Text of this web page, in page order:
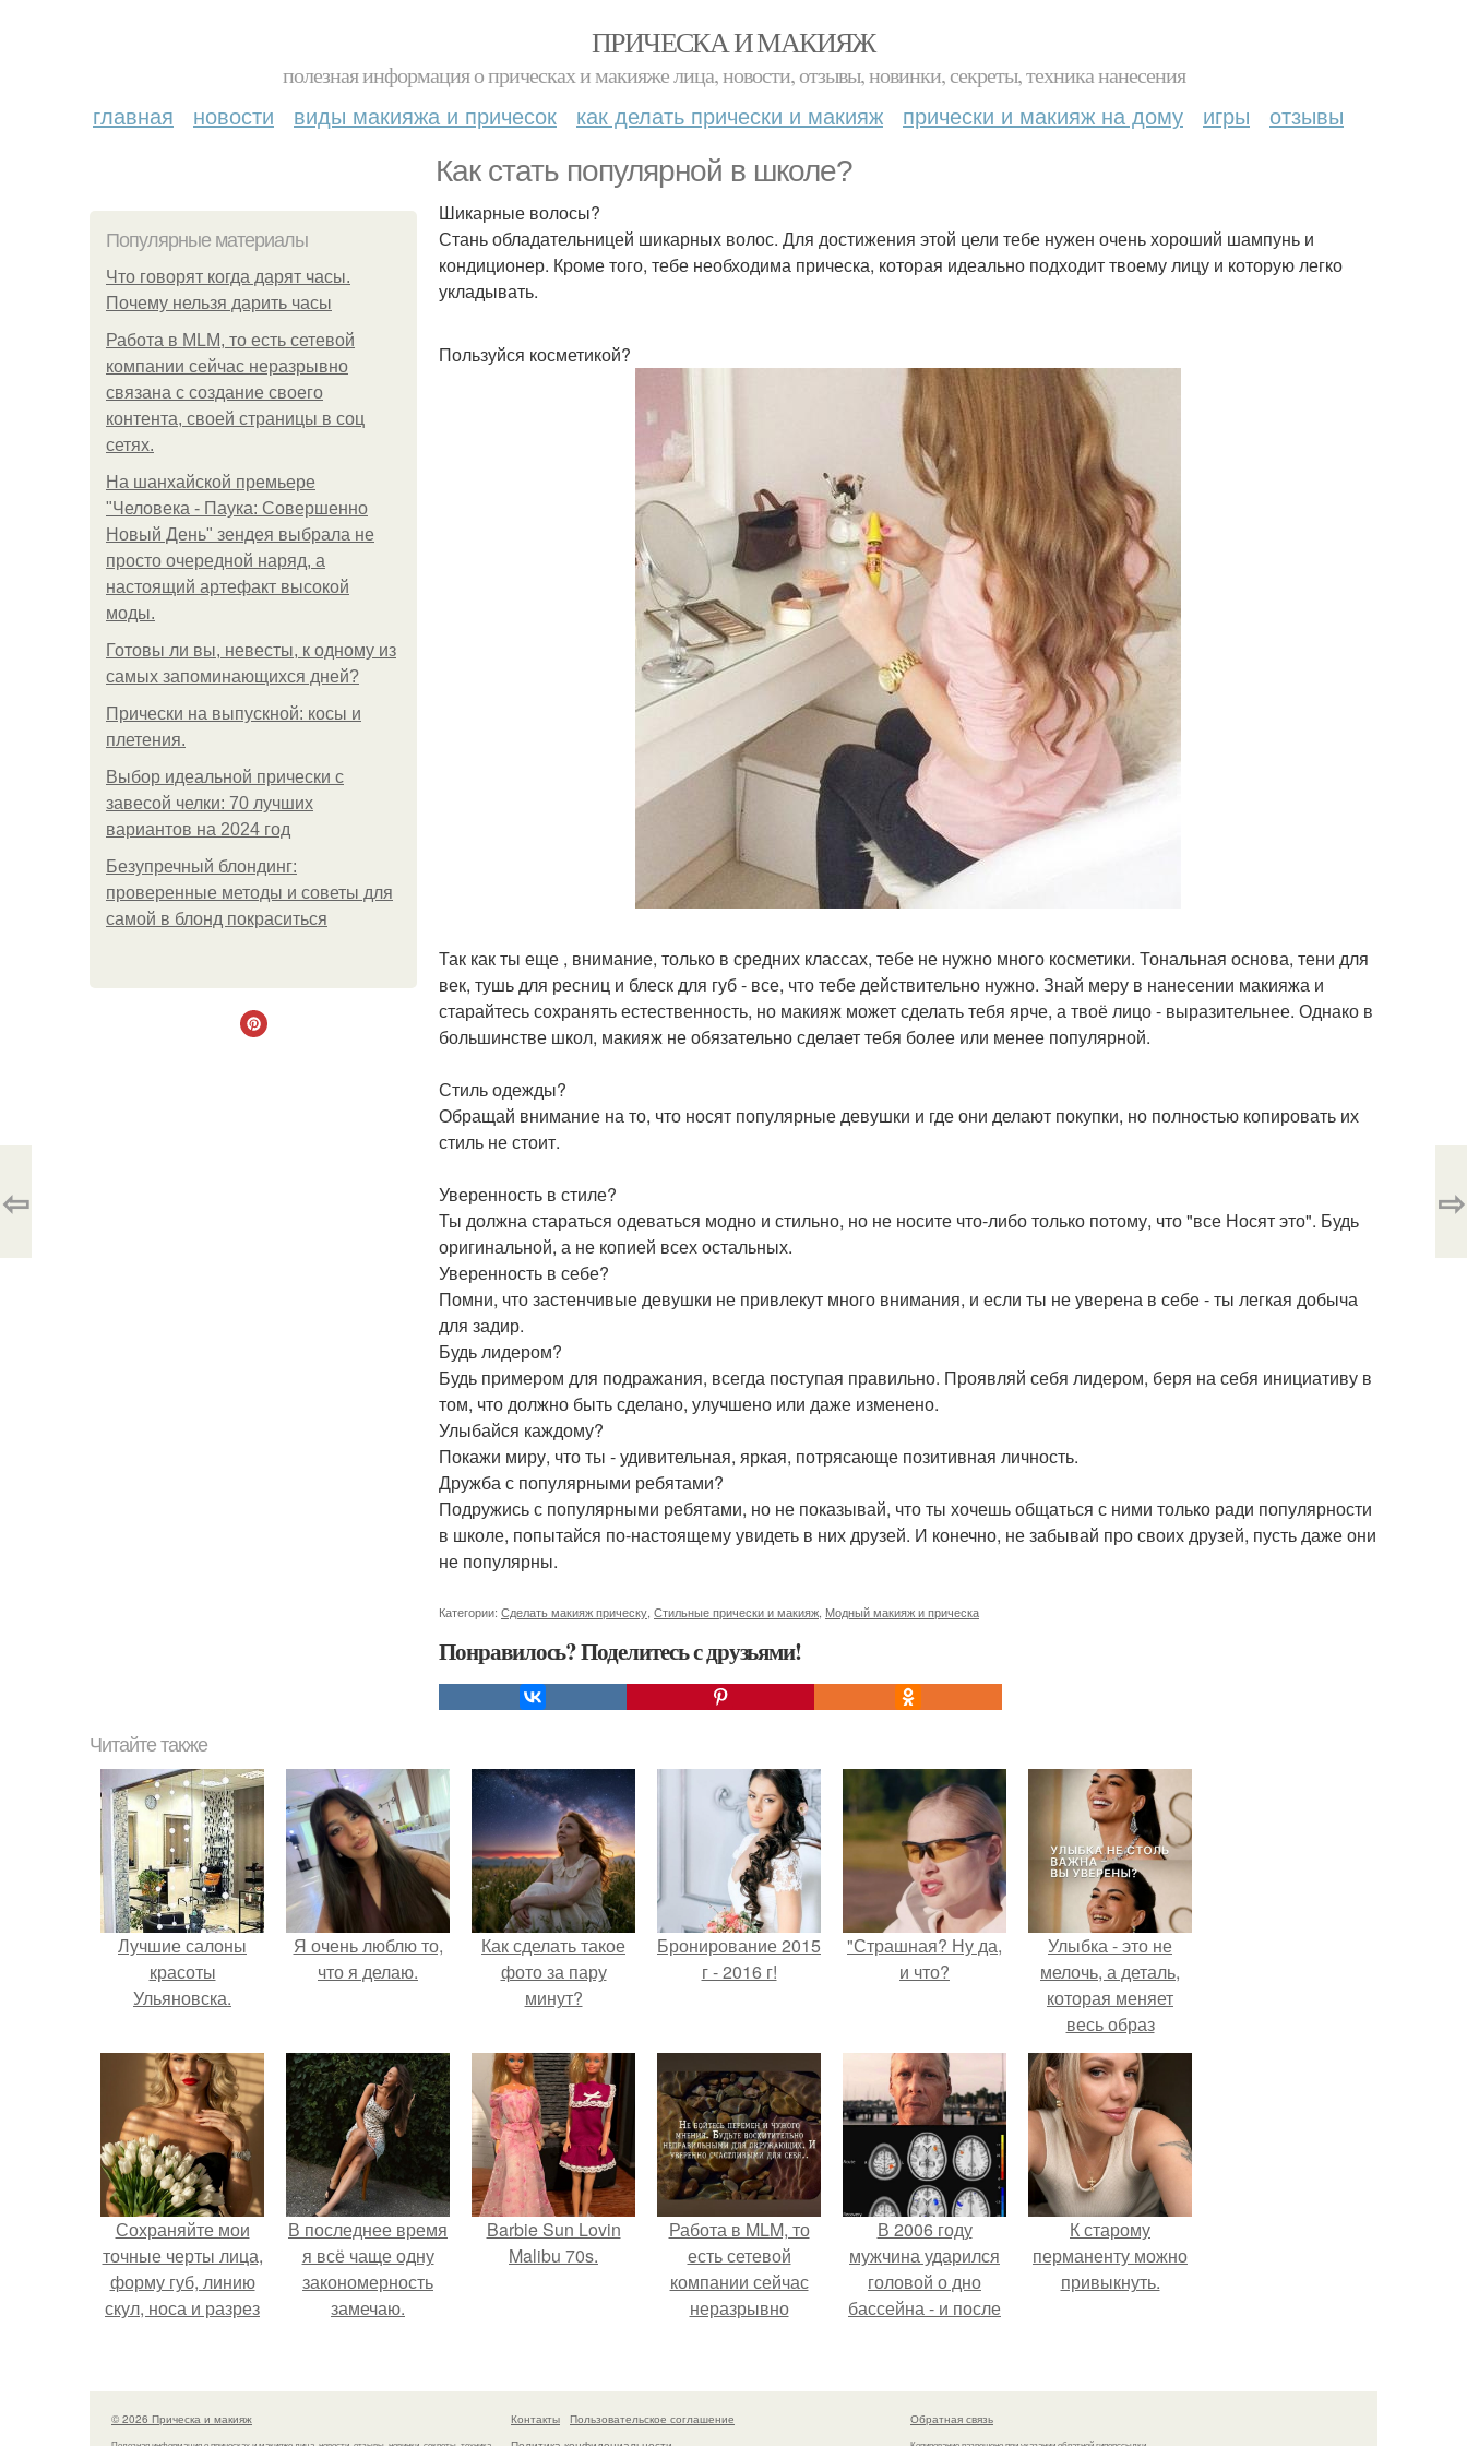
ПРИЧЕСКА И МАКИЯЖ
полезная информация о прическах и макияже лица, новости, отзывы, новинки, секреты, техника нанесения
главная новости виды макияжа и причесок как делать прически и макияж прически и макияж на дому игры отзывы
Как стать популярной в школе?
Популярные материалы
Что говорят когда дарят часы.
Почему нельзя дарить часы
Работа в MLM, то есть сетевой
компании сейчас неразрывно
связана с создание своего
контента, своей страницы в соц
сетях.
На шанхайской премьере
"Человека - Паука: Совершенно
Новый День" зендея выбрала не
просто очередной наряд, а
настоящий артефакт высокой
моды.
Готовы ли вы, невесты, к одному из
самых запоминающихся дней?
Прически на выпускной: косы и
плетения.
Выбор идеальной прически с
завесой челки: 70 лучших
вариантов на 2024 год
Безупречный блондинг:
проверенные методы и советы для
самой в блонд покраситься
Шикарные волосы?
Стань обладательницей шикарных волос. Для достижения этой цели тебе нужен очень хороший шампунь и
кондиционер. Кроме того, тебе необходима прическа, которая идеально подходит твоему лицу и которую легко
укладывать.
Пользуйся косметикой?
Так как ты еще , внимание, только в средних классах, тебе не нужно много косметики. Тональная основа, тени для
век, тушь для ресниц и блеск для губ - все, что тебе действительно нужно. Знай меру в нанесении макияжа и
старайтесь сохранять естественность, но макияж может сделать тебя ярче, а твоё лицо - выразительнее. Однако в
большинстве школ, макияж не обязательно сделает тебя более или менее популярной.
Стиль одежды?
Обращай внимание на то, что носят популярные девушки и где они делают покупки, но полностью копировать их
стиль не стоит.
Уверенность в стиле?
Ты должна стараться одеваться модно и стильно, но не носите что-либо только потому, что "все Носят это". Будь
оригинальной, а не копией всех остальных.
Уверенность в себе?
Помни, что застенчивые девушки не привлекут много внимания, и если ты не уверена в себе - ты легкая добыча
для задир.
Будь лидером?
Будь примером для подражания, всегда поступая правильно. Проявляй себя лидером, беря на себя инициативу в
том, что должно быть сделано, улучшено или даже изменено.
Улыбайся каждому?
Покажи миру, что ты - удивительная, яркая, потрясающе позитивная личность.
Дружба с популярными ребятами?
Подружись с популярными ребятами, но не показывай, что ты хочешь общаться с ними только ради популярности
в школе, попытайся по-настоящему увидеть в них друзей. И конечно, не забывай про своих друзей, пусть даже они
не популярны.
Категории: Сделать макияж прическу Стильные прически и макияж Модный макияж и прическа
Понравилось? Поделитесь с друзьями!
⇦ ⇨
Читайте также
Лучшие салоны
красоты
Ульяновска.
Я очень люблю то,
что я делаю.
Как сделать такое
фото за пару
минут?
Бронирование 2015
г - 2016 г!
"Страшная? Ну да,
и что?
Улыбка - это не
мелочь, а деталь,
которая меняет
весь образ
человека.
Сохраняйте мои
точные черты лица,
форму губ, линию
скул, носа и разрез
В последнее время
я всё чаще одну
закономерность
замечаю.
Barbie Sun Lovin
Malibu 70s.
Работа в MLM, то
есть сетевой
компании сейчас
неразрывно
своей страницы в
соц сетях.
В 2006 году
мужчина ударился
головой о дно
бассейна - и после
странным образом.
К старому
перманенту можно
привыкнуть.
© 2026 Прическа и макияж Контакты
Пользовательское соглашение
Обратная связь